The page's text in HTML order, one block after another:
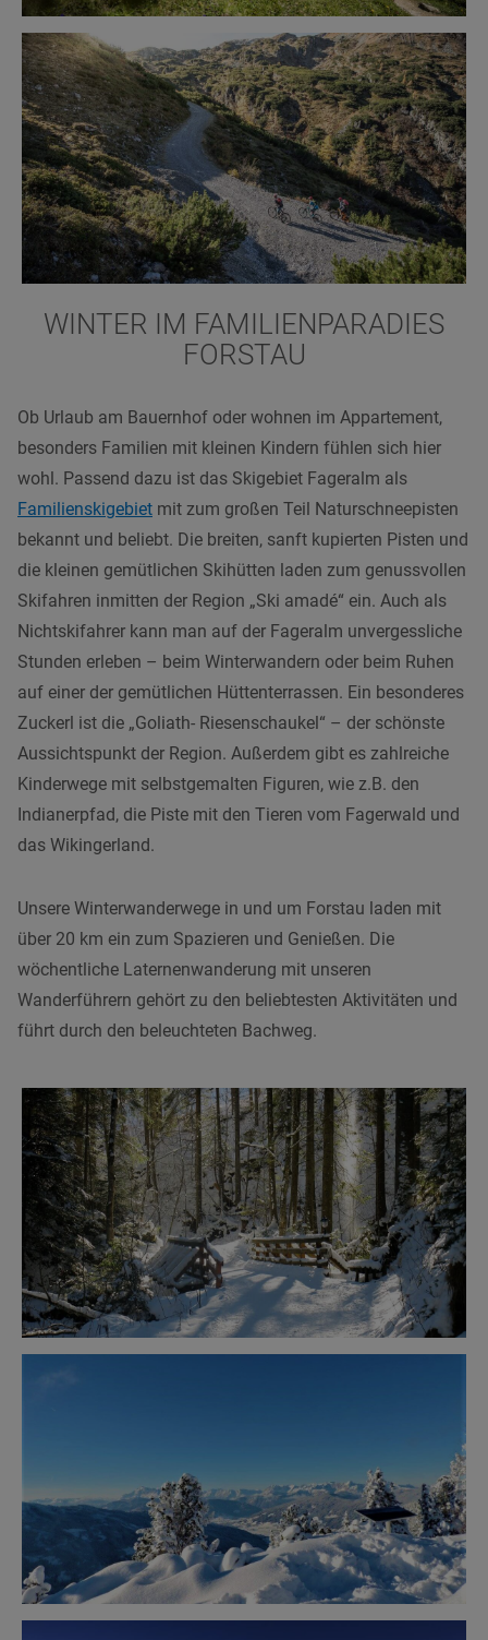
WINTER IM FAMILIENPARADIES
FORSTAU
Ob Urlaub am Bauernhof oder wohnen im Appartement,
besonders Familien mit kleinen Kindern fühlen sich hier
wohl. Passend dazu ist das Skigebiet Fageralm als
Familienskigebiet mit zum großen Teil Naturschneepisten
bekannt und beliebt. Die breiten, sanft kupierten Pisten und
die kleinen gemütlichen Skihütten laden zum genussvollen
Skifahren inmitten der Region „Ski amadé“ ein. Auch als
Nichtskifahrer kann man auf der Fageralm unvergessliche
Stunden erleben – beim Winterwandern oder beim Ruhen
auf einer der gemütlichen Hüttenterrassen. Ein besonderes
Zuckerl ist die „Goliath- Riesenschaukel“ – der schönste
Aussichtspunkt der Region. Außerdem gibt es zahlreiche
Kinderwege mit selbstgemalten Figuren, wie z.B. den
Indianerpfad, die Piste mit den Tieren vom Fagerwald und
das Wikingerland.
Unsere Winterwanderwege in und um Forstau laden mit
über 20 km ein zum Spazieren und Genießen. Die
wöchentliche Laternenwanderung mit unseren
Wanderführern gehört zu den beliebtesten Aktivitäten und
führt durch den beleuchteten Bachweg.